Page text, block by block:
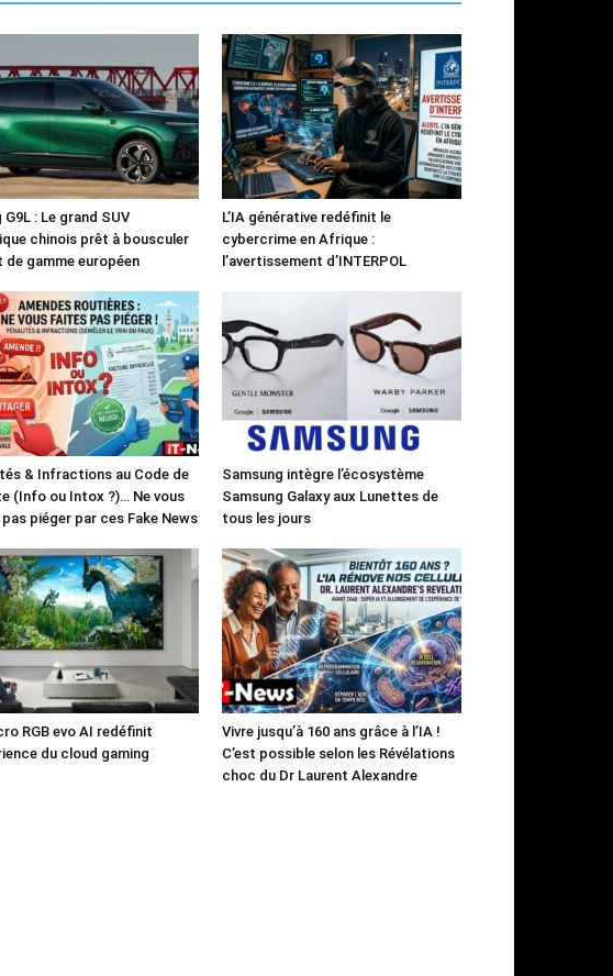
G9L : Le grand SUV
chinois prêt à bousculer
de gamme européen
L’IA générative redéfinit le
cybercrime en Afrique :
l’avertissement d’INTERPOL
& Infractions au Code de
(Info ou Intox ?)… Ne vous
piéger par ces Fake News
Samsung intègre l’écosystème
Samsung Galaxy aux Lunettes de
tous les jours
RGB evo AI redéfinit
du cloud gaming
Vivre jusqu’à 160 ans grâce à l’IA !
C’est possible selon les Révélations
choc du Dr Laurent Alexandre